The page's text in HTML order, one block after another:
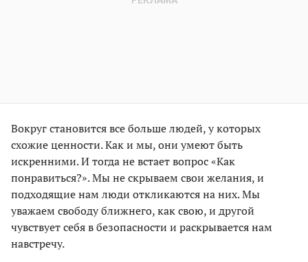
Вокруг становится все больше людей, у которых
схожие ценности. Как и мы, они умеют быть
искренними. И тогда не встает вопрос «Как
понравиться?». Мы не скрываем свои желания, и
подходящие нам люди откликаются на них. Мы
уважаем свободу ближнего, как свою, и другой
чувствует себя в безопасности и раскрывается нам
навстречу.